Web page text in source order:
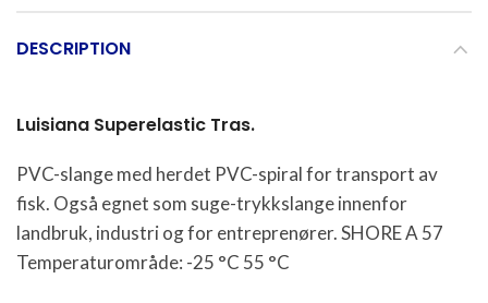
DESCRIPTION
Luisiana Superelastic Tras.
PVC-slange med herdet PVC-spiral for transport av
fisk. Også egnet som suge-trykkslange innenfor
landbruk, industri og for entreprenører. SHORE A 57
Temperaturområde: -25 °C 55 °C